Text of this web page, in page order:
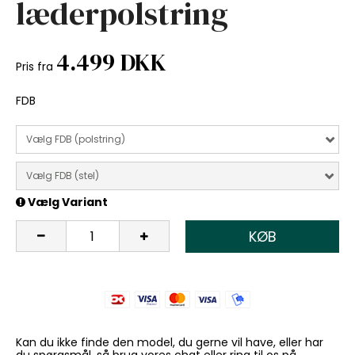
læderpolstring
Pris fra 4.499 DKK
FDB
Vælg FDB (polstring)
Vælg FDB (stel)
Vælg Variant
KØB
Kan du ikke finde den model, du gerne vil have, eller har